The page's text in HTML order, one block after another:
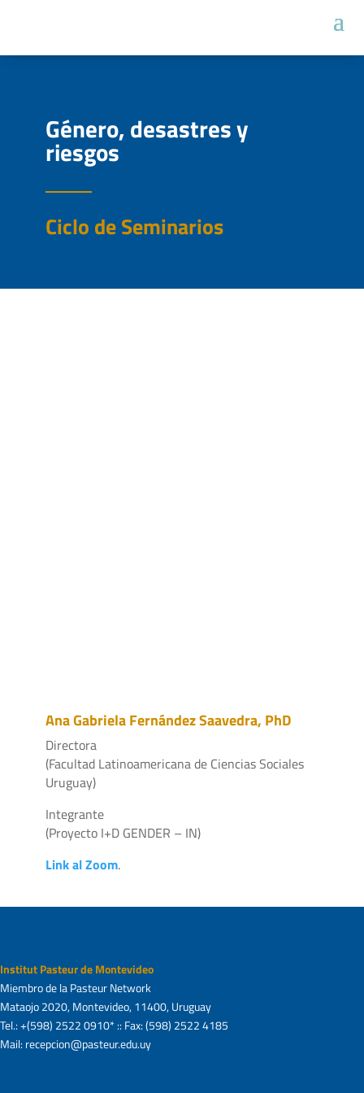
Género, desastres y
riesgos
Ciclo de Seminarios
Ana Gabriela Fernández Saavedra, PhD
Directora
(Facultad Latinoamericana de Ciencias Sociales
Uruguay)
Integrante
(Proyecto I+D GENDER – IN)
Link al Zoom.
Institut Pasteur de Montevideo
Miembro de la Pasteur Network
Mataojo 2020, Montevideo, 11400, Uruguay
Tel.: +(598) 2522 0910* :: Fax: (598) 2522 4185
Mail: recepcion@pasteur.edu.uy